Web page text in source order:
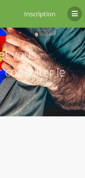
Inscription
vous
consulter le